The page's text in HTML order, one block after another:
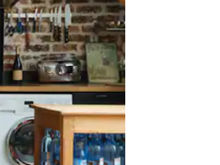
認することができます。